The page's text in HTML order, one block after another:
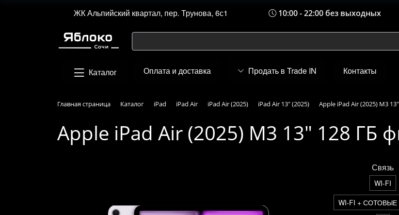
ЖК Альпийский квартал, пер. Трунова, 6с1 10:00 - 22:00 без выходных
Каталог Оплата и доставка Продать в Trade IN Контакты
Главная страница Каталог iPad iPad Air iPad Air (2025) iPad Air 13" (2025) Apple iPad Air (2025) M3
Apple iPad Air (2025) M3 13" 128 ГБ
Связь
WI-FI
WI-FI +